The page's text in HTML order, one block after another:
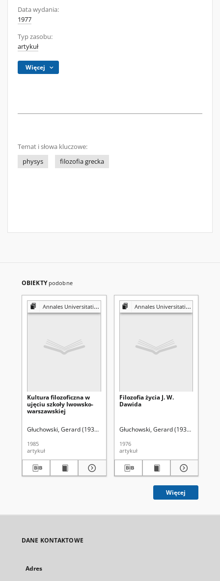
Data wydania:
1977
Typ zasobu:
artykuł
Więcej
Temat i słowa kluczowe:
physys
filozofia grecka
OBIEKTY podobne
Annales Universitatis Mariae Curie-Skłodowska. Sectio I, Philosophia-Sociologia
Kultura filozoficzna w
ujęciu szkoły Iwowsko-
warszawskiej
Głuchowski, Gerard (1936- ). Uniwersytet Marii Curie-Skłodowskiej
1985
artykuł
Annales Universitatis Mariae Curie-Skłodowska. Sectio I, Philosophia-Sociologia
Filozofia życia J. W.
Dawida
Głuchowski, Gerard (1936- )
1976
artykuł
Więcej
DANE KONTAKTOWE
Adres